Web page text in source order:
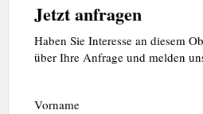
Jetzt anfragen
Haben Sie Interesse an diesem
über Ihre Anfrage und melden
Kontaktformular
Kontaktformular
Vorname